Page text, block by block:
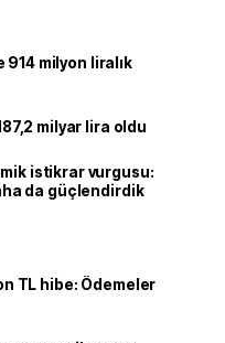
914 milyon liralık
milyar lira oldu
istikrar vurgusu:
da güçlendirdik
TL hibe: Ödemeler